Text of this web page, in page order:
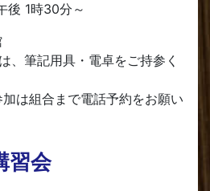
30分～
記用具・電卓をご持参く
合まで電話予約をお願い
習会